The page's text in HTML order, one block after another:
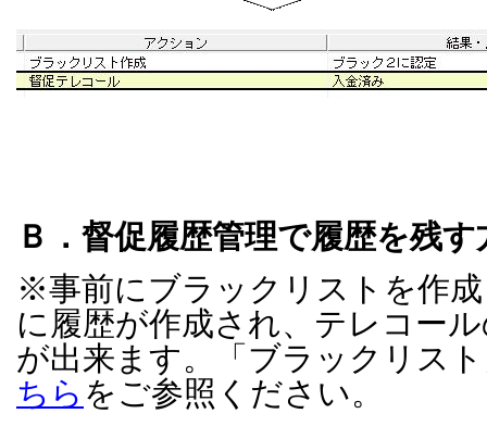
Ｂ．督促履歴管理で履歴を残す
※事前にブラックリストを作
に履歴が作成され、テレコー
が出来ます。「ブラックリス
ちら をご参照ください。